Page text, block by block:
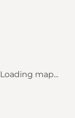
Loading map...